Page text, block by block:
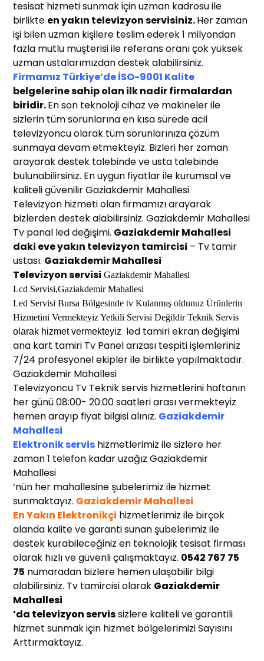
tesisat hizmeti sunmak için uzman kadrosu ile
birlikte en yakın televizyon servisiniz.Her zaman
işi bilen uzman kişilere teslim ederek 1 milyondan
fazla mutlu müşterisi ile referans oranı çok yüksek
uzman ustalarımızdan destek alabilirsiniz.
Firmamız Türkiye’de İSO-9001 Kalite
belgelerine sahip olan ilk nadir firmalardan
biridir.En son teknoloji cihaz ve makineler ile
sizlerin tüm sorunlarına en kısa sürede acil
televizyoncu olarak tüm sorunlarınıza çözüm
sunmaya devam etmekteyiz. Bizleri her zaman
arayarak destek talebinde ve usta talebinde
bulunabilirsiniz. En uygun fiyatlar ile kurumsal ve
kaliteli güvenilir Gaziakdemir Mahallesi
Televizyon hizmeti olan firmamızı arayarak
bizlerden destek alabilirsiniz. Gaziakdemir Mahallesi
Tv panal led değişimi. Gaziakdemir Mahallesi
daki eve yakın televizyon tamircisi – Tv tamir
ustası. Gaziakdemir Mahallesi
Televizyon servisi Gaziakdemir Mahallesi
Lcd Servisi,Gaziakdemir Mahallesi
Led Servisi BursaBölgesindetvKulanmış oldunuz Ürünlerin
Hizmetini Vermekteyiz Yetkili Servisi Değildir Teknik Servis
o larak hizmetvermekteyiz. led tamiri ekran değişimi
ana kart tamiri Tv Panel arızası tespiti işlemleriniz
7/24 profesyonel ekipler ile birlikte yapılmaktadır.
Gaziakdemir Mahallesi
Televizyoncu Tv Teknik servis hizmetlerini haftanın
her günü 08:00- 20:00 saatleri arası vermekteyiz
hemen arayıp fiyat bilgisi alınız. Gaziakdemir
Mahallesi
Elektronik servis hizmetlerimiz ile sizlere her
zaman 1 telefon kadar uzağız Gaziakdemir
Mahallesi
‘nün her mahallesine şubelerimiz ile hizmet
sunmaktayız. Gaziakdemir Mahallesi
En Yakın Elektronikçi hizmetlerimiz ile birçok
alanda kalite ve garanti sunan şubelerimiz ile
destek kurabileceğiniz en teknolojik tesisat firması
olarak hızlı ve güvenli çalışmaktayız. 0542 767 75
75 numaradan bizlere hemen ulaşabilir bilgi
alabilirsiniz. Tv tamircisi olarak Gaziakdemir
Mahallesi
’da televizyon servissizlere kaliteli ve garantili
hizmet sunmak için hizmet bölgelerimizi Sayısını
Arttırmaktayız.